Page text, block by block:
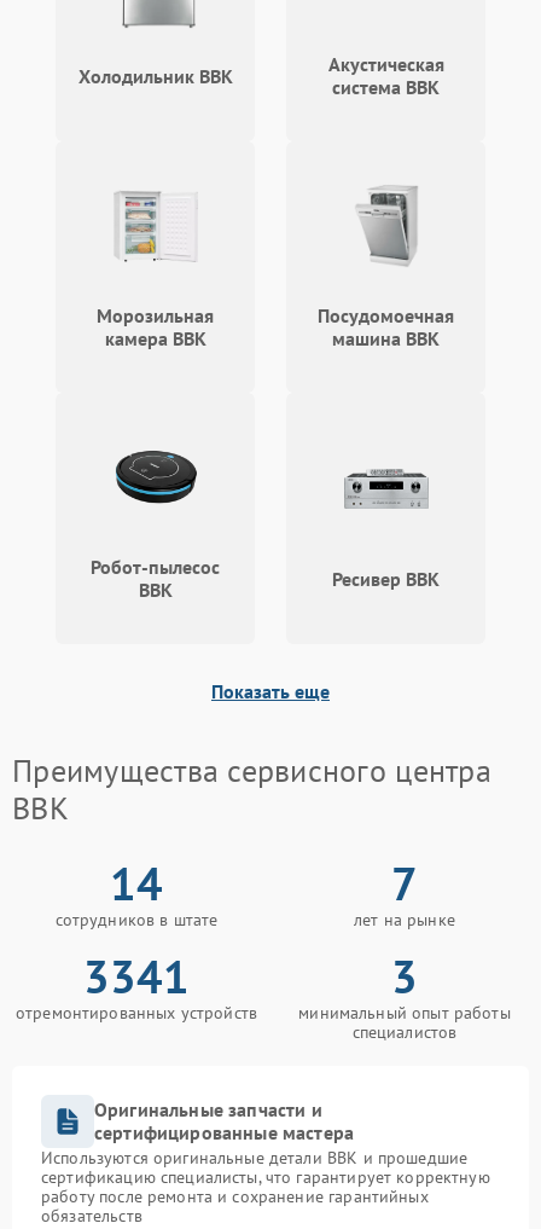
Холодильник BBK
Акустическая
система BBK
Морозильная
камера BBK
Посудомоечная
машина BBK
Робот-пылесос
BBK
Ресивер BBK
Показать еще
Преимущества сервисного центра
BBK
14
сотрудников в штате
7
лет на рынке
3341
отремонтированных устройств
3
минимальный опыт работы
специалистов
Оригинальные запчасти и
сертифицированные мастера
Используются оригинальные детали BBK и прошедшие
сертификацию специалисты, что гарантирует корректную
работу после ремонта и сохранение гарантийных
обязательств